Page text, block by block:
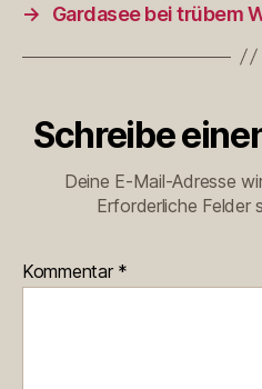
→
Gardasee bei trübem
Schreibe
Deine E-Mail-Adresse
Erforderliche Felder
Kommentar *